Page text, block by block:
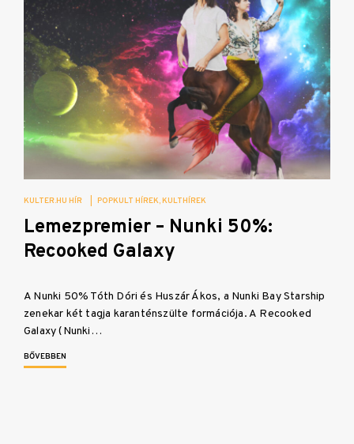
KULTER.HU HÍR POPKULT HÍREK KULTHÍREK
Lemezpremier – Nunki 50%:
Recooked Galaxy
A Nunki 50% Tóth Dóri és Huszár Ákos, a Nunki Bay Starship
zenekar két tagja karanténszülte formációja. A Recooked
Galaxy (Nunki…
BŐVEBBEN